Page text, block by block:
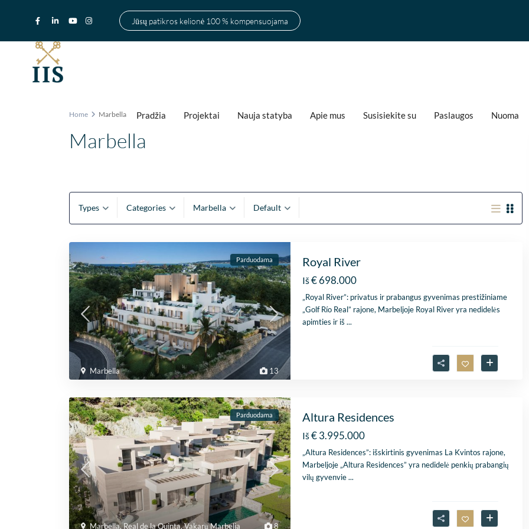
Jūsų patikros kelionė 100 % kompensuojama
Pradžia Projektai Nauja statyba Apie mus Susisiekite su Paslaugos Nuoma
Home Marbella
Marbella
Types Categories Marbella Default
13
Marbella
Parduodama Royal River
Iš€ 698.000
„Royal River”: privatus ir prabangus gyvenimas prestižiniame
„Golf Río Real” rajone, Marbeljoje Royal River yra nedidelės
apimties ir iš ...
8
Marbella,Real de la Quinta,Vakarų Marbelja
Parduodama Altura Residences
Iš€ 3.995.000
„Altura Residences”: išskirtinis gyvenimas La Kvintos rajone,
Marbeljoje „Altura Residences” yra nedidelė penkių prabangių
vilų gyvenvie...
genomen om mijn
in kaart te brengen.
Zelfs toen ik niet in
was, verliep de
Lees verder
Fien